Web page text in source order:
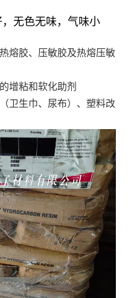
无色无味，气味小
熔胶、压敏胶及热熔压敏
增粘和软化助剂
卫生巾、尿布）、塑料改